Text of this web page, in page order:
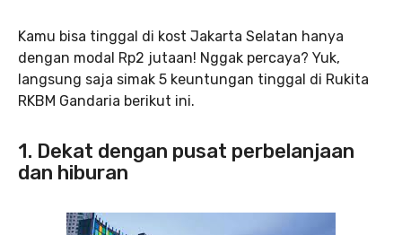
Kamu bisa tinggal di kost Jakarta Selatan hanya
dengan modal Rp2 jutaan! Nggak percaya? Yuk,
langsung saja simak 5 keuntungan tinggal di Rukita
RKBM Gandaria berikut ini.
1. Dekat dengan pusat perbelanjaan
dan hiburan